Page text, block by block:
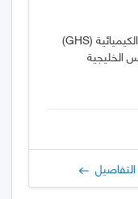
النظام الدولي لتصنيف المواد الكيميائية (GHS)
الخليجية
التفاصيل